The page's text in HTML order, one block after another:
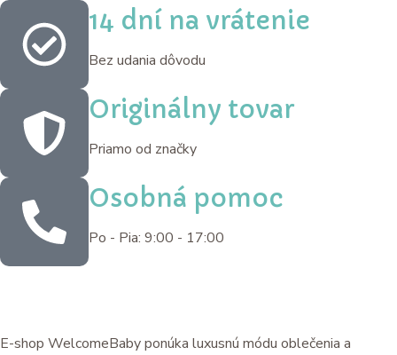
14 dní na vrátenie
Bez udania dôvodu
Originálny tovar
Priamo od značky
Osobná pomoc
Po - Pia: 9:00 - 17:00
E-shop WelcomeBaby ponúka luxusnú módu oblečenia a